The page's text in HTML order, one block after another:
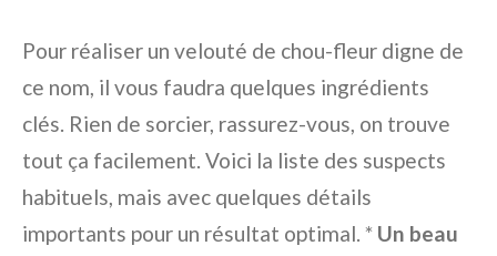
Pour réaliser un velouté de chou-fleur digne de
ce nom, il vous faudra quelques ingrédients
clés. Rien de sorcier, rassurez-vous, on trouve
tout ça facilement. Voici la liste des suspects
habituels, mais avec quelques détails
importants pour un résultat optimal. * Un beau